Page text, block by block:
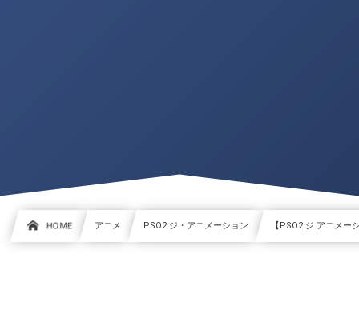
HOME アニメ PSO2 ジ・アニメーション 【PSO2 ジ アニメー